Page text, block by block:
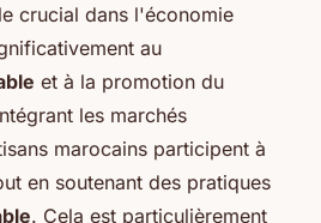
crucial dans l'économie
au
et à la promotion du
les marchés
marocains participent à
en soutenant des pratiques
. Cela est particulièrement